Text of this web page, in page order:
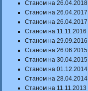
Станом на 26.04.2018
Станом на 26.04.2017
Станом на 26.04.2017
Станом на 11.11.2016
Станом на 29.09.2016
Станом на 26.06.2015
Станом на 30.04.2015
Станом на 01.12.2014
Станом на 28.04.2014
Станом на 11.11.2013